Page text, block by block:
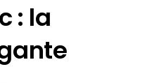
: la